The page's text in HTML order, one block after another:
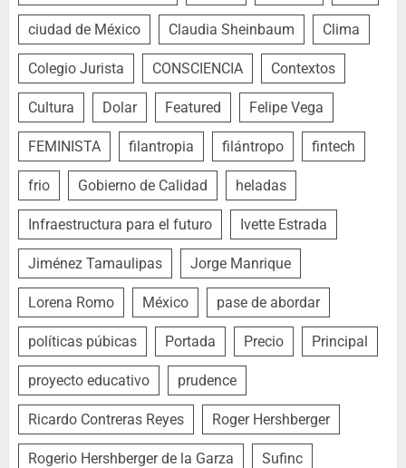
ciudad de México Claudia Sheinbaum Clima
Colegio Jurista CONSCIENCIA Contextos
Cultura Dolar Featured Felipe Vega
FEMINISTA filantropia filántropo fintech
frio Gobierno de Calidad heladas
Infraestructura para el futuro Ivette Estrada
Jiménez Tamaulipas Jorge Manrique
Lorena Romo México pase de abordar
políticas púbicas Portada Precio Principal
proyecto educativo prudence
Ricardo Contreras Reyes Roger Hershberger
Rogerio Hershberger de la Garza Sufinc